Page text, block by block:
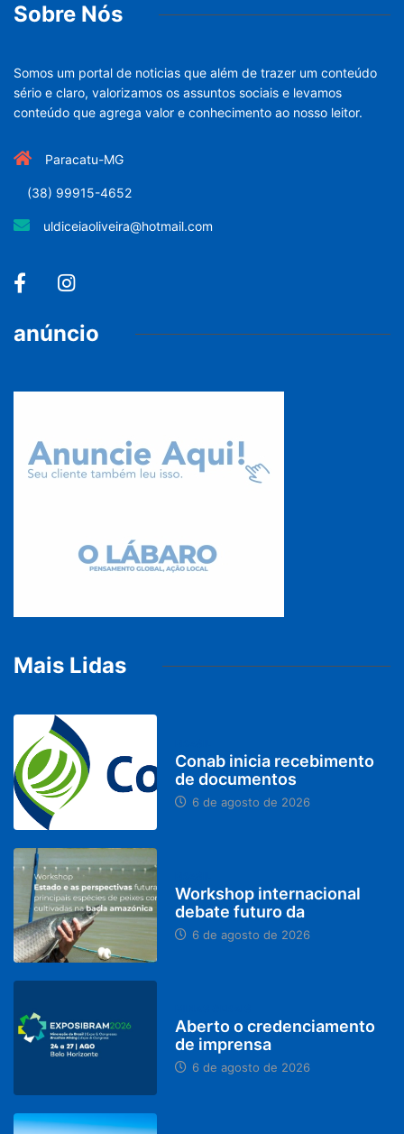
Sobre Nós
Somos um portal de noticias que além de trazer um conteúdo
sério e claro, valorizamos os assuntos sociais e levamos
conteúdo que agrega valor e conhecimento ao nosso leitor.
Paracatu-MG
(38) 99915-4652
uldiceiaoliveira@hotmail.com
anúncio
Mais Lidas
Conab inicia recebimento
de documentos
6 de agosto de 2026
Workshop internacional
debate futuro da
6 de agosto de 2026
Aberto o credenciamento
de imprensa
6 de agosto de 2026